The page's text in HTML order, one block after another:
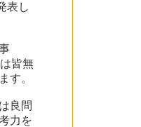
表し
皆無
す。
良問
力を